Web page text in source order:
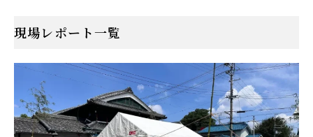
現場レポート一覧